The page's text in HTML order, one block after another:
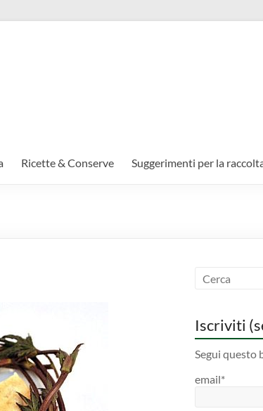
Ricette & Conserve Suggerimenti per la
Iscriviti
Segui questo
email*